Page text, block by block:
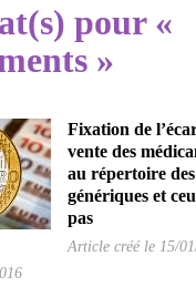
pour «
»
Fixation de
vente des
au répertoire
génériques et
pas
Article créé le 15/